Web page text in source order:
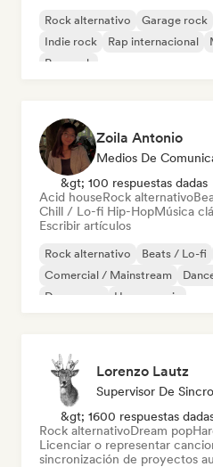
Rock alternativo Garage rock
Indie rock
Rap internacional
Pop rock
Zoila Antonio
Medios De
&gt; 100 respuestas dadas
Acid houseRock alternativo
Chill / Lo-fi Hip-HopMúsica
Escribir artículos
Rock alternativo Beats / Lo-fi
Comercial / Mainstream
Dream pop
House music
Lorenzo Lautz
Supervisor De
&gt; 1600 respuestas
Rock alternativoDream pop
Licenciar o representar
sincronización de proyectos